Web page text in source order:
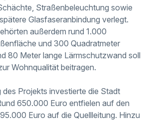
Straßenbeleuchtung sowie
Glasfaseranbindung verlegt.
außerdem rund 1.000
und 300 Quadratmeter
80 Meter lange Lärmschutzwand soll
Wohnqualität beitragen.
des Projekts investierte die Stadt
650.000 Euro entfielen auf den
Euro auf die Quellleitung. Hinzu